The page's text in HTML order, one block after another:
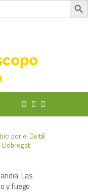
por el Delta
Llobregat
Las
y fuego